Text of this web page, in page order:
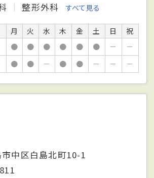
整形外科 すべて見る
月 火 水 木 金 土 日
祝
● ● ● ● ● ● －
－
● ● － ● ● － － －
中区白島北町10-1